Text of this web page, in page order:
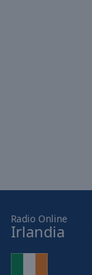
Font
Family
Radio Online
Irlandia